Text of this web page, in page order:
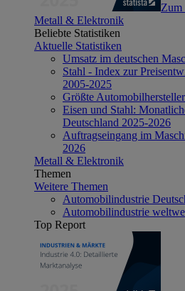
Zum
Metall & Elektronik
Beliebte Statistiken
Aktuelle Statistiken
Umsatz im deutschen
Stahl - Index zur
2005-2025
Größte
Eisen und Stahl:
Deutschland 2025-2026
Auftragseingang im
2026
Metall & Elektronik
Themen
Weitere Themen
Automobilindustrie
Automobilindustrie
Top Report